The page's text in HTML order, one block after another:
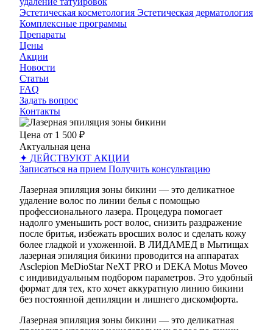
Эстетическая косметология Эстетическая дерматология
Комплексные программы
Препараты
Цены
Акции
Новости
Статьи
FAQ
Задать вопрос
Контакты
Цена от 1 500 ₽
Актуальная цена
✦ ДЕЙСТВУЮТ АКЦИИ
Записаться на прием Получить консультацию
Лазерная эпиляция зоны бикини — это деликатное
удаление волос по линии белья с помощью
профессионального лазера. Процедура помогает
надолго уменьшить рост волос, снизить раздражение
после бритья, избежать вросших волос и сделать кожу
более гладкой и ухоженной. В ЛИДАМЕД в Мытищах
лазерная эпиляция бикини проводится на аппаратах
Asclepion MeDioStar NeXT PRO и DEKA Motus Moveo
с индивидуальным подбором параметров. Это удобный
формат для тех, кто хочет аккуратную линию бикини
без постоянной депиляции и лишнего дискомфорта.
Лазерная эпиляция зоны бикини — это деликатная